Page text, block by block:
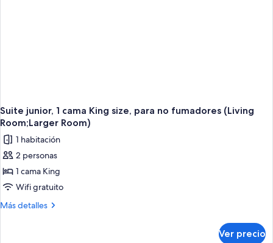
Suite junior, 1 cama King size, para no fumadores (Living
Room;Larger Room)
1 habitación
2 personas
1 cama King
Wifi gratuito
Más detalles
Más
Ver precio